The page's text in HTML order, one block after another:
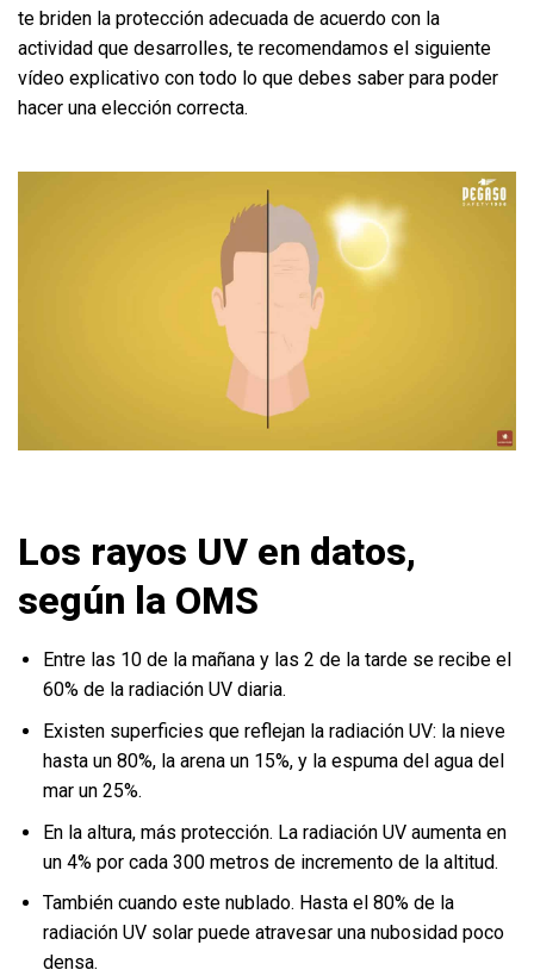
te briden la protección adecuada de acuerdo con la
actividad que desarrolles, te recomendamos el siguiente
vídeo explicativo con todo lo que debes saber para poder
hacer una elección correcta.
Los rayos UV en datos,
según la OMS
Entre las 10 de la mañana y las 2 de la tarde se recibe el
60% de la radiación UV diaria.
Existen superficies que reflejan la radiación UV: la nieve
hasta un 80%, la arena un 15%, y la espuma del agua del
mar un 25%.
En la altura, más protección. La radiación UV aumenta en
un 4% por cada 300 metros de incremento de la altitud.
También cuando este nublado. Hasta el 80% de la
radiación UV solar puede atravesar una nubosidad poco
densa.